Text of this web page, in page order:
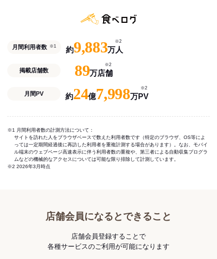
月間利用者数 ※1 約9,883万人
※2
掲載店舗数 89万店舗
※2
月間PV 約24億7,998万PV
※2
※1 月間利用者数の計測方法について：
サイトを訪れた人をブラウザベースで数えた利用者数です（特定のブラウザ、OS等によ
っては一定期間経過後に再訪した利用者を重複計測する場合があります）。なお、モバイ
ル端末のウェブページ高速表示に伴う利用者数の重複や、第三者による自動収集プログラ
ムなどの機械的なアクセスについては可能な限り排除して計測しています。
※2 2026年3月時点
店舗会員になるとできること
店舗会員登録することで
各種サービスのご利用が可能になります